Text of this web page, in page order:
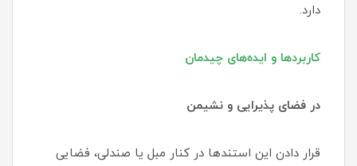
دارد.
کاربردها و ایده‌های چیدمان
در فضای پذیرایی و نشیمن
قرار دادن این استندها در کنار مبل یا صندلی، فضایی